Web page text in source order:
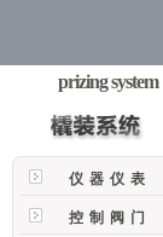
prizing system
仪器仪表
控制阀门